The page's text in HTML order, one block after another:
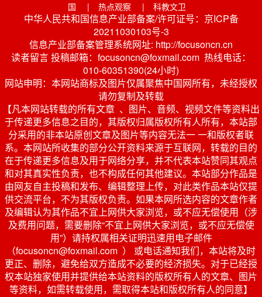
国
| 热点观察 | 科教文卫
中华人民共和国信息产业部备案/许可证号：京ICP备
20211030103号-3
信息产业部备案管理系统网址: http://focusoncn.cn
读者留言 投稿邮箱：focusoncn@foxmail.com 热线电话：
010-60351390(24小时)
网站申明：本网站商标及图片仅属聚焦中国网所有，未经授权
请勿复制及转载
【凡本网站转载的所有文章 、图片、音频、视频文件等资料出
于传递更多信息之目的，其版权归属版权所有人所有，本站部
分采用的非本站原创文章及图片等内容无法一 一和版权者联
系。本网站所收集的部分公开资料来源于互联网，转载的目的
在于传递更多信息及用于网络分享，并不代表本站赞同其观点
和对其真实性负责，也不构成任何其他建议。本站部分作品是
由网友自主投稿和发布、编辑整理上传，对此类作品本站仅提
供交流平台，不为其版权负责。如果本网所选内容的文章作者
及编辑认为其作品不宜上网供大家浏览，或不应无偿使用（涉
及费用问题，需要删除“不宜上网供大家浏览，或不应无偿使
用”）请持权属相关证明迅速用电子邮件
（focusoncn@foxmail.com ） 或电话通知我们，本站将及时
更正、删除，避免给双方造成不必要的经济损失。对于已经授
权本站独家使用并提供给本站资料的版权所有人的文章、图片
等资料，如需转载使用，需取得本站和版权所有人的同意】